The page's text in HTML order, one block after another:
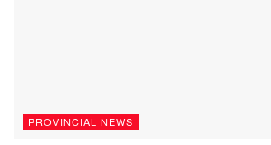
PROVINCIAL NEWS